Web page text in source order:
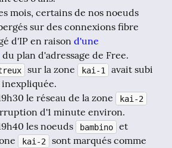
mois, certains de nos noeuds
sur des connexions fibre
d'IP en raison d'une
du plan d'adressage de Free.
sur la zone kai-1
avait subi
le réseau de la zone
kai-2
d'1 minute environ.
les noeuds
bambino et
kai-2
sont marqués comme